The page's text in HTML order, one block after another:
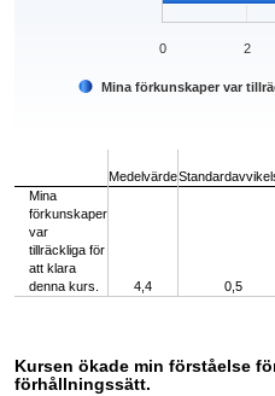
Mina förkunskaper var
0 2
Medelvärde
Mina
förkunskaper
var
tillräckliga för
att klara
denna kurs.
4,4 0,5
Kursen ökade min förståelse
förhållningssätt.